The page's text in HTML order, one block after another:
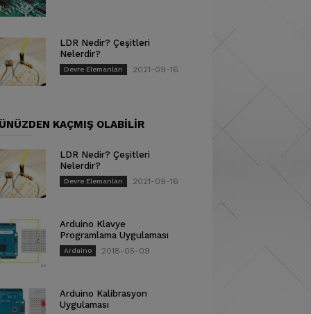
LDR Nedir? Çeşitleri
Nelerdir?
Devre Elemanları 2021-09-16
KAÇMIŞ OLABILIR
LDR Nedir? Çeşitleri
Nelerdir?
Devre Elemanları 2021-09-16
Arduino Klavye
Programlama Uygulaması
Arduino 2018-05-09
Arduino Kalibrasyon
Uygulaması